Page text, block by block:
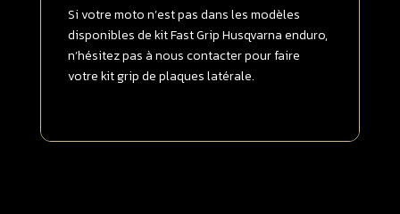
>
2023
SOFT
GRIP
Si votre moto n’est pas dans les modèles
disponibles de kit Fast Grip Husqvarna enduro,
n’hésitez pas à nous contacter pour faire
votre kit grip de plaques latérale.